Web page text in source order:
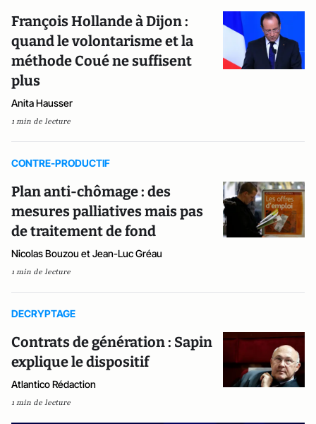
François Hollande à Dijon :
quand le volontarisme et la
méthode Coué ne suffisent
plus
Anita Hausser
1 min de lecture
CONTRE-PRODUCTIF
Plan anti-chômage : des
mesures palliatives mais pas
de traitement de fond
Nicolas Bouzou et Jean-Luc Gréau
1 min de lecture
DECRYPTAGE
Contrats de génération : Sapin
explique le dispositif
Atlantico Rédaction
1 min de lecture